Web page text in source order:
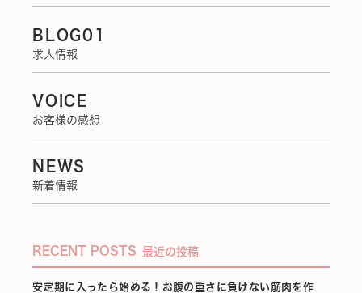
BLOG01
求人情報
VOICE
お客様の感想
NEWS
新着情報
RECENT POSTS 最近の投稿
安定期に入ったら始める！お腹の重さに負けない筋肉を作